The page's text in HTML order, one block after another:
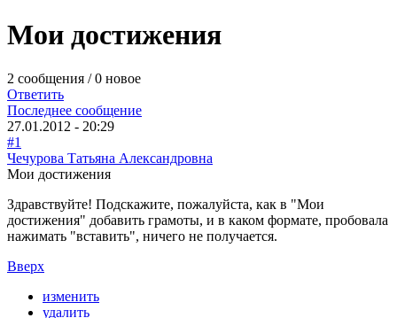
Мои достижения
2 сообщения / 0 новое
Ответить
Последнее сообщение
27.01.2012 - 20:29
#1
Чечурова Татьяна Александровна
Мои достижения
Здравствуйте! Подскажите, пожалуйста, как в "Мои
достижения" добавить грамоты, и в каком формате, пробовала
нажимать "вставить", ничего не получается.
Вверх
изменить
удалить